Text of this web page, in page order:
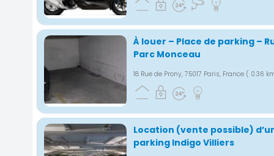
À louer – Place de parking –
Parc Monceau
18 Rue de Prony, 75017 Paris, France ( 0.36
Location (vente possible)
parking Indigo Villiers